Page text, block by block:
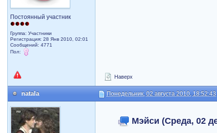
Постоянный участник
Группа: Участники
Регистрация: 28 Янв 2010, 02:01
Сообщений: 4771
Пол:
Наверх
natala Понедельник, 02 августа 2010, 18:52:43
Мэйси (Среда, 02